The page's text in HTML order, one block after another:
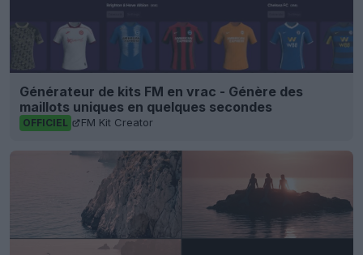
Générateur de kits FM en vrac - Génère des
maillots uniques en quelques secondes
OFFICIEL FM Kit Creator